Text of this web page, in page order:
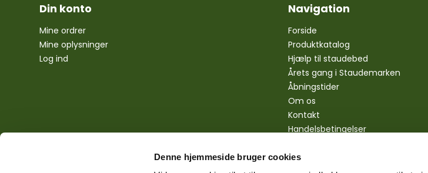
Denne hjemmeside bruger cookies
Din konto
Mine ordrer
Mine oplysninger
Log ind
Navigation
Forside
Produktkatalog
Hjælp til staudebed
Årets gang i Staudemarken
Åbningstider
Om os
Kontakt
Handelsbetingelser
Bestilling